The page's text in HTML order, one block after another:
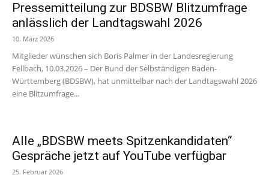
Pressemitteilung zur BDSBW Blitzumfrage
anlässlich der Landtagswahl 2026
10. März 2026
Mitglieder wünschen sich Boris Palmer in der Landesregierung
Fellbach, 10.03.2026 – Der Bund der Selbständigen Baden-
Württemberg (BDSBW), hat unmittelbar nach der Landtagswahl 2026
eine Blitzumfrage...
Alle „BDSBW meets Spitzenkandidaten“
Gespräche jetzt auf YouTube verfügbar
25. Februar 2026